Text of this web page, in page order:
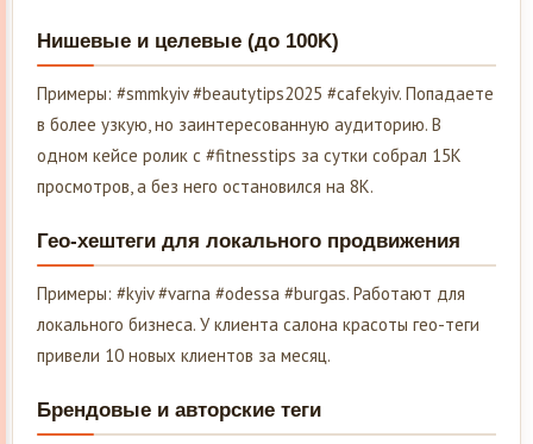
Нишевые и целевые (до 100K)
Примеры: #smmkyiv #beautytips2025 #cafekyiv. Попадаете
в более узкую, но заинтересованную аудиторию. В
одном кейсе ролик с #fitnesstips за сутки собрал 15K
просмотров, а без него остановился на 8K.
Гео-хештеги для локального продвижения
Примеры: #kyiv #varna #odessa #burgas. Работают для
локального бизнеса. У клиента салона красоты гео-теги
привели 10 новых клиентов за месяц.
Брендовые и авторские теги